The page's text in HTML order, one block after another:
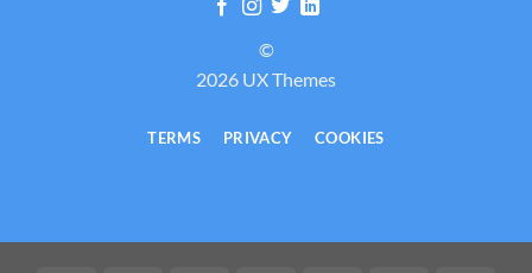
©
2026 UX Themes
TERMS PRIVACY COOKIES